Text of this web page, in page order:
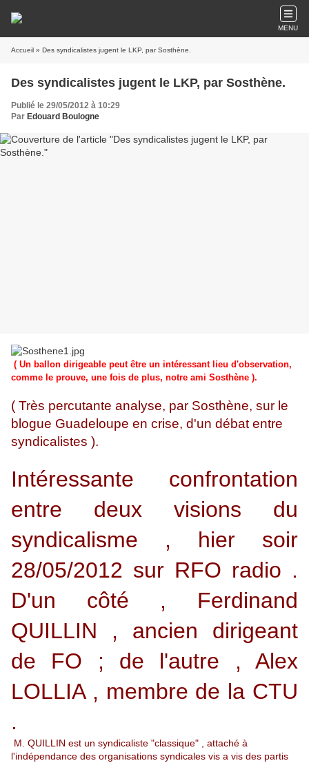
MENU
Accueil » Des syndicalistes jugent le LKP, par Sosthène.
Des syndicalistes jugent le LKP, par Sosthène.
Publié le 29/05/2012 à 10:29
Par Edouard Boulogne
( Un ballon dirigeable peut être un intéressant lieu d'observation,
comme le prouve, une fois de plus, notre ami Sosthène ).
( Très percutante analyse, par Sosthène, sur le
blogue Guadeloupe en crise, d'un débat entre
syndicalistes ).
Intéressante confrontation
entre deux visions du
syndicalisme , hier soir
28/05/2012 sur RFO radio .
D'un côté , Ferdinand
QUILLIN , ancien dirigeant
de FO ; de l'autre , Alex
LOLLIA , membre de la CTU
.
M. QUILLIN est un syndicaliste "classique" , attaché à
l'indépendance des organisations syndicales vis a vis des partis